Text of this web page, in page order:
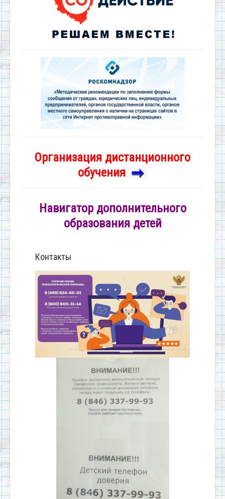
Организация дистанционного
обучения
Навигатор дополнительного
образования детей
Контакты